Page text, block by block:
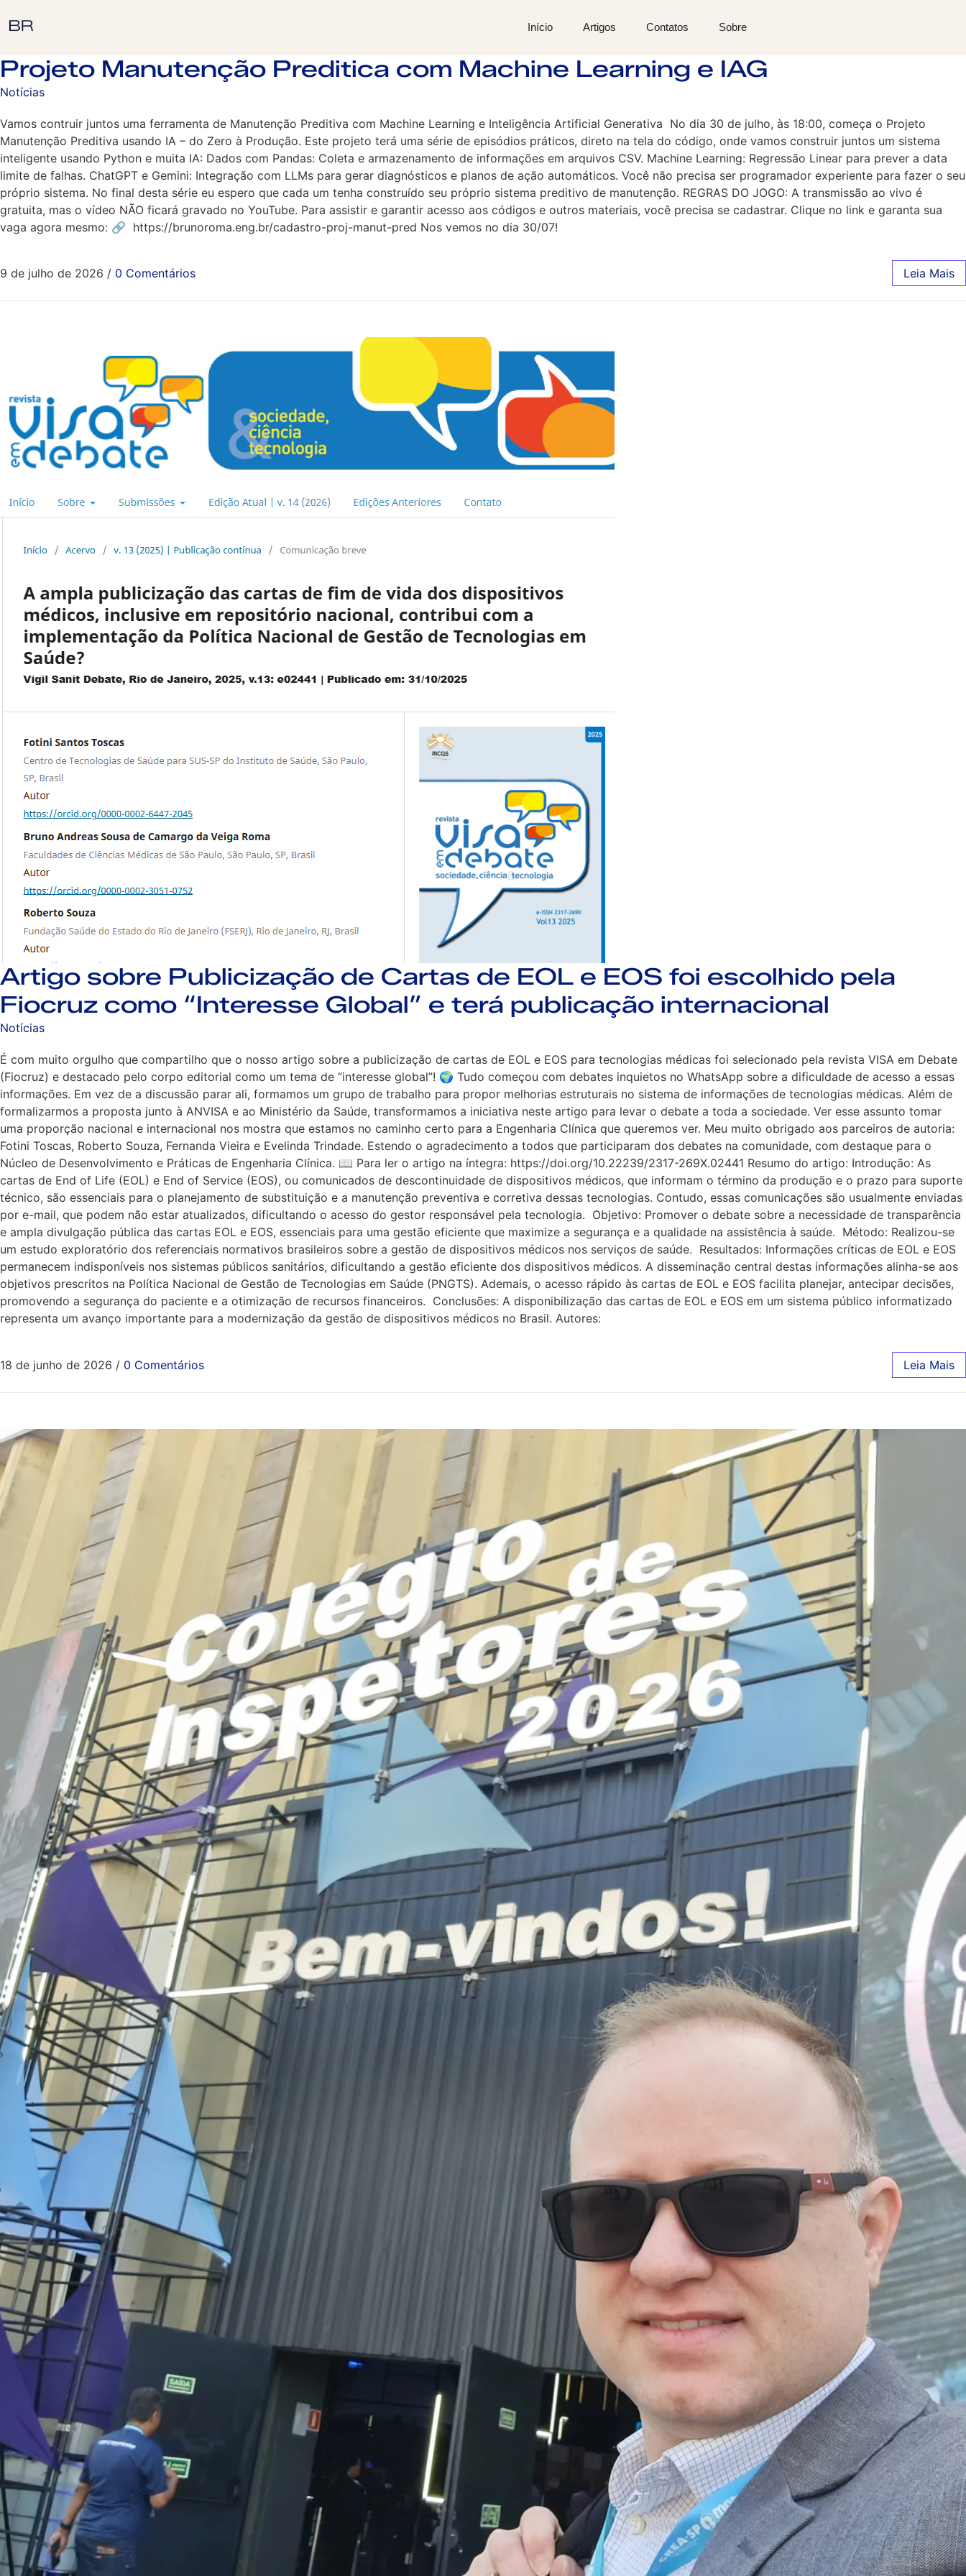
Início Artigos Contatos Sobre
Projeto Manutenção Preditica com Machine Learning e IAG
Notícias
Vamos contruir juntos uma ferramenta de Manutenção Preditiva com Machine Learning e Inteligência Artificial Generativa No dia 30 de julho, às 18:00, começa o Projeto
Manutenção Preditiva usando IA – do Zero à Produção. Este projeto terá uma série de episódios práticos, direto na tela do código, onde vamos construir juntos um sistema
inteligente usando Python e muita IA: Dados com Pandas: Coleta e armazenamento de informações em arquivos CSV. Machine Learning: Regressão Linear para prever a data
limite de falhas. ChatGPT e Gemini: Integração com LLMs para gerar diagnósticos e planos de ação automáticos. Você não precisa ser programador experiente para fazer o seu
próprio sistema. No final desta série eu espero que cada um tenha construído seu próprio sistema preditivo de manutenção. REGRAS DO JOGO: A transmissão ao vivo é
gratuita, mas o vídeo NÃO ficará gravado no YouTube. Para assistir e garantir acesso aos códigos e outros materiais, você precisa se cadastrar. Clique no link e garanta sua
vaga agora mesmo: 🔗 https://brunoroma.eng.br/cadastro-proj-manut-pred Nos vemos no dia 30/07!
9 de julho de 2026 / 0 Comentários Leia Mais
Artigo sobre Publicização de Cartas de EOL e EOS foi escolhido pela
Fiocruz como “Interesse Global” e terá publicação internacional
Notícias
É com muito orgulho que compartilho que o nosso artigo sobre a publicização de cartas de EOL e EOS para tecnologias médicas foi selecionado pela revista VISA em Debate
(Fiocruz) e destacado pelo corpo editorial como um tema de “interesse global”! 🌍 Tudo começou com debates inquietos no WhatsApp sobre a dificuldade de acesso a essas
informações. Em vez de a discussão parar ali, formamos um grupo de trabalho para propor melhorias estruturais no sistema de informações de tecnologias médicas. Além de
formalizarmos a proposta junto à ANVISA e ao Ministério da Saúde, transformamos a iniciativa neste artigo para levar o debate a toda a sociedade. Ver esse assunto tomar
uma proporção nacional e internacional nos mostra que estamos no caminho certo para a Engenharia Clínica que queremos ver. Meu muito obrigado aos parceiros de autoria:
Fotini Toscas, Roberto Souza, Fernanda Vieira e Evelinda Trindade. Estendo o agradecimento a todos que participaram dos debates na comunidade, com destaque para o
Núcleo de Desenvolvimento e Práticas de Engenharia Clínica. 📖 Para ler o artigo na íntegra: https://doi.org/10.22239/2317-269X.02441 Resumo do artigo: Introdução: As
cartas de End of Life (EOL) e End of Service (EOS), ou comunicados de descontinuidade de dispositivos médicos, que informam o término da produção e o prazo para suporte
técnico, são essenciais para o planejamento de substituição e a manutenção preventiva e corretiva dessas tecnologias. Contudo, essas comunicações são usualmente enviadas
por e-mail, que podem não estar atualizados, dificultando o acesso do gestor responsável pela tecnologia. Objetivo: Promover o debate sobre a necessidade de transparência
e ampla divulgação pública das cartas EOL e EOS, essenciais para uma gestão eficiente que maximize a segurança e a qualidade na assistência à saúde. Método: Realizou-se
um estudo exploratório dos referenciais normativos brasileiros sobre a gestão de dispositivos médicos nos serviços de saúde. Resultados: Informações críticas de EOL e EOS
permanecem indisponíveis nos sistemas públicos sanitários, dificultando a gestão eficiente dos dispositivos médicos. A disseminação central destas informações alinha-se aos
objetivos prescritos na Política Nacional de Gestão de Tecnologias em Saúde (PNGTS). Ademais, o acesso rápido às cartas de EOL e EOS facilita planejar, antecipar decisões,
promovendo a segurança do paciente e a otimização de recursos financeiros. Conclusões: A disponibilização das cartas de EOL e EOS em um sistema público informatizado
representa um avanço importante para a modernização da gestão de dispositivos médicos no Brasil. Autores:
18 de junho de 2026 / 0 Comentários Leia Mais